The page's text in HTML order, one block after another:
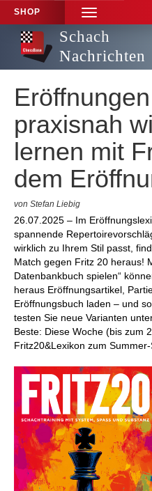
SHOP
TOGGLE
NAVIGATION
Schach
Nachrichten
praxisnah
lernen mit
dem
von Stefan Liebig
26.07.2025 – Im
spannende
wirklich zu Ihrem Stil passt,
Match gegen Fritz 20 heraus!
Datenbankbuch spielen“
heraus Eröffnungsartikel,
Eröffnungsbuch laden – und
testen Sie neue Varianten
Beste: Diese Woche (bis zum
Fritz20&Lexikon zum